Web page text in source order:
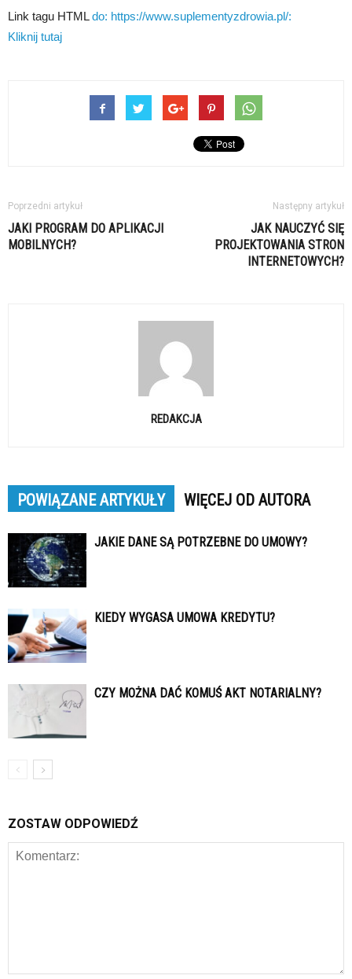
Link tagu HTMLdo: https://www.suplementyzdrowia.pl/:
Kliknij tutaj
Poprzedni artykuł
JAKI PROGRAM DO APLIKACJI
MOBILNYCH?
Następny artykuł
JAK NAUCZYĆ SIĘ
PROJEKTOWANIA STRON
INTERNETOWYCH?
REDAKCJA
POWIĄZANE ARTYKUŁY WIĘCEJ OD AUTORA
JAKIE DANE SĄ POTRZEBNE DO UMOWY?
KIEDY WYGASA UMOWA KREDYTU?
CZY MOŻNA DAĆ KOMUŚ AKT NOTARIALNY?
ZOSTAW ODPOWIEDŹ